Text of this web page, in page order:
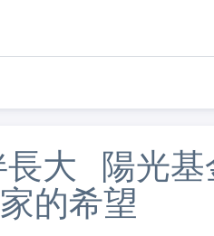
大 陽光基
的希望